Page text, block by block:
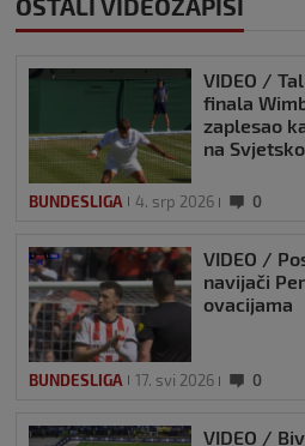
VIDEO /
finala
zaplesao
na
BUNDESLIGA 4. srp 2026 0
VIDEO /
navijači
ovacijama
BUNDESLIGA 17. svi 2026 0
VIDEO /